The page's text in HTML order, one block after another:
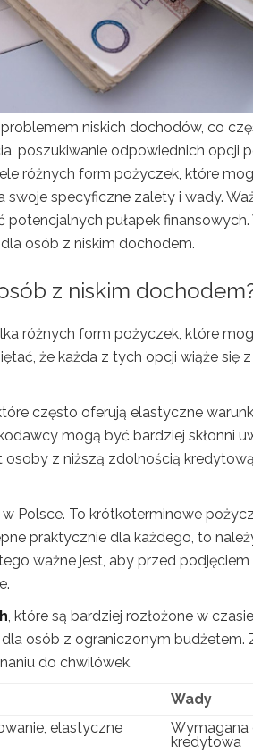
niskich dochodów, co
poszukiwanie odpowiednich opcji
różnych form pożyczek, które
specyficzne zalety i wady.
pułapek
osób z niskim dochodem.
z niskim
różnych form pożyczek, które
że każda z tych opcji wiąże się
często oferują elastyczne
mogą być bardziej skłonni
z niższą zdolnością
Polsce. To krótkoterminowe
praktycznie dla każdego, to
ważne jest, aby przed podjęciem
, które są bardziej rozłożone w
osób z ograniczonym budżetem.
do chwilówek.
Wady
elastyczne
Wymagana
kredytowa